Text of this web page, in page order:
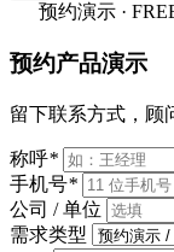
预约演示 ·
预约产品演示
留下联系方式，顾
称呼*
手机号*
公司 / 单位
需求类型